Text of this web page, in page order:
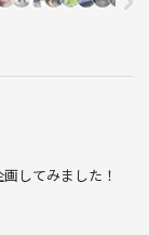
してみました！